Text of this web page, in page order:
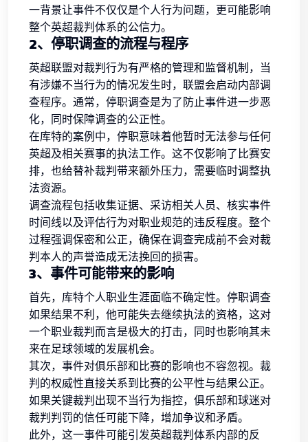
一背景让事件不仅仅是个人行为问题，更可能影响
整个英超裁判体系的公信力。
2、停职调查的流程与程序
英超联盟对裁判行为有严格的管理和监督机制，当
有涉嫌不当行为的情况发生时，联盟会启动内部调
查程序。通常，停职调查是为了防止事件进一步恶
化，同时保障调查的公正性。
在库特的案例中，停职意味着他暂时无法参与任何
英超及相关赛事的执法工作。这不仅影响了比赛安
排，也给替补裁判带来额外压力，需要临时调整执
法资源。
调查流程包括收集证据、采访相关人员、核实事件
时间线以及评估行为对职业规范的违反程度。整个
过程强调保密和公正，确保在调查完成前不会对裁
判本人的声誉造成无法挽回的损害。
3、事件可能带来的影响
首先，库特个人职业生涯面临不确定性。停职调查
如果结果不利，他可能失去继续执法的资格，这对
一个职业裁判而言是极大的打击，同时也影响其未
来在足球领域的发展机会。
其次，事件对俱乐部和比赛的影响也不容忽视。裁
判的权威性直接关系到比赛的公平性与结果公正。
如果关键裁判出现不当行为指控，俱乐部和球迷对
裁判判罚的信任可能下降，增加争议和矛盾。
此外，这一事件可能引发英超裁判体系内部的反